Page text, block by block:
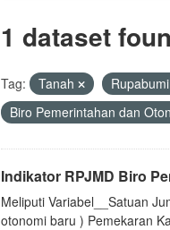
1 dataset
Tag: Tanah Rupabumi
Biro Pemerintahan dan
Indikator RPJMD Biro
Meliputi Variabel__Satuan
otonomi baru ) Pemekaran